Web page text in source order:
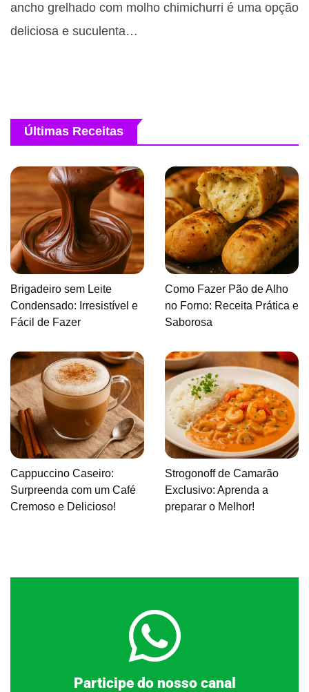
ancho grelhado com molho chimichurri é uma opção
deliciosa e suculenta…
Últimas Receitas
Brigadeiro sem Leite
Condensado: Irresistível e
Fácil de Fazer
Como Fazer Pão de Alho
no Forno: Receita Prática e
Saborosa
Cappuccino Caseiro:
Surpreenda com um Café
Cremoso e Delicioso!
Strogonoff de Camarão
Exclusivo: Aprenda a
preparar o Melhor!
Participe do nosso canal
Clique aqui